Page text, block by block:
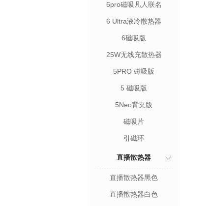
6pro磁吸凡人联名
6 Ultra液冷散热器
6磁吸版
25W无线充散热器
5PRO 磁吸版
5 磁吸版
5Neo背夹版
磁吸片
引磁环
直播散热器
直播散热器黑色
直播散热器白色